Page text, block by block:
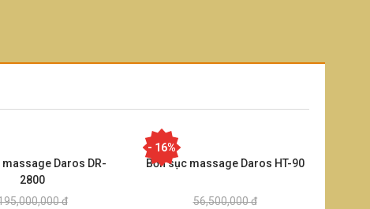
massage Daros DR-
2800
đ
- 16%
Bồn sục massage Daros HT-90
56,500,000 đ